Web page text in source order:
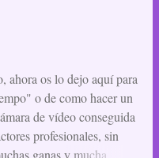
ahora os lo dejo aquí para
o de como hacer un
de vídeo conseguida
profesionales, sin
ganas y mucha